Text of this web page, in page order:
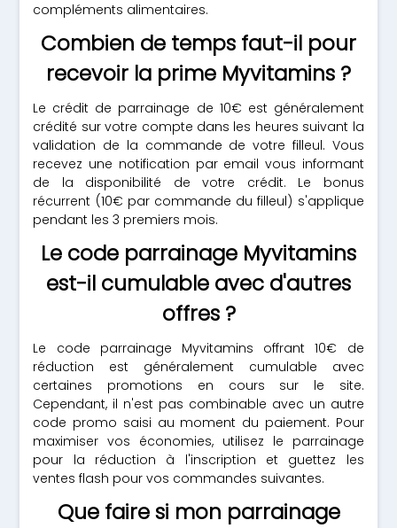
compléments alimentaires.
Combien de temps faut-il pour
recevoir la prime Myvitamins ?
Le crédit de parrainage de 10€ est généralement
crédité sur votre compte dans les heures suivant la
validation de la commande de votre filleul. Vous
recevez une notification par email vous informant
de la disponibilité de votre crédit. Le bonus
récurrent (10€ par commande du filleul) s'applique
pendant les 3 premiers mois.
Le code parrainage Myvitamins
est-il cumulable avec d'autres
offres ?
Le code parrainage Myvitamins offrant 10€ de
réduction est généralement cumulable avec
certaines promotions en cours sur le site.
Cependant, il n'est pas combinable avec un autre
code promo saisi au moment du paiement. Pour
maximiser vos économies, utilisez le parrainage
pour la réduction à l'inscription et guettez les
ventes flash pour vos commandes suivantes.
Que faire si mon parrainage